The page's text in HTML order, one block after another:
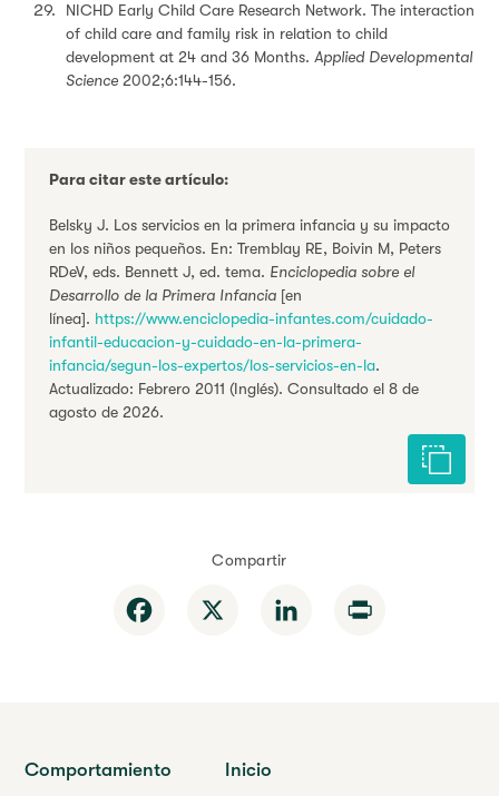
NICHD Early Child Care Research Network. The interaction
of child care and family risk in relation to child
development at 24 and 36 Months. Applied Developmental
Science 2002;6:144-156.
Para citar este artículo:
Belsky J. Los servicios en la primera infancia y su impacto
en los niños pequeños. En: Tremblay RE, Boivin M, Peters
RDeV, eds. Bennett J, ed. tema. Enciclopedia sobre el
Desarrollo de la Primera Infancia [en
línea]. https://www.enciclopedia-infantes.com/cuidado-
infantil-educacion-y-cuidado-en-la-primera-
infancia/segun-los-expertos/los-servicios-en-la.
Actualizado: Febrero 2011 (Inglés). Consultado el 8 de
agosto de 2026.
Citar
Compartir
Facebook LinkedIn
Comportamiento
Inicio